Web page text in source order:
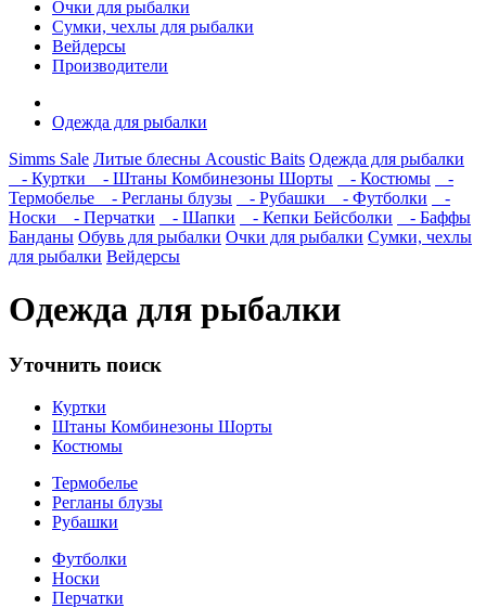
Очки для рыбалки
Сумки, чехлы для рыбалки
Вейдерсы
Производители
Одежда для рыбалки
Simms Sale Литые блесны Acoustic Baits Одежда для рыбалки
- Куртки
- Штаны Комбинезоны Шорты - Костюмы
-
Термобелье
- Регланы блузы - Рубашки - Футболки
-
Носки
- Перчатки - Шапки - Кепки Бейсболки
- Баффы
Банданы Обувь для рыбалки Очки для рыбалки Сумки, чехлы
для рыбалки Вейдерсы
Одежда для рыбалки
Уточнить поиск
Куртки
Штаны Комбинезоны Шорты
Костюмы
Термобелье
Регланы блузы
Рубашки
Футболки
Носки
Перчатки